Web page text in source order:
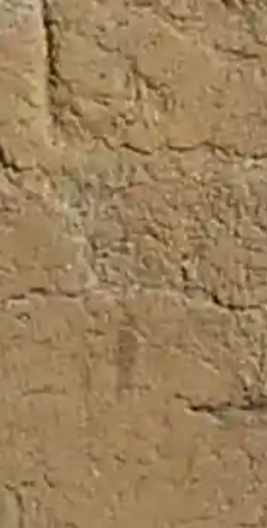
Últimas Noticias
Guadalajara
Capullo de Jerez despliega su arte este domingo en
la VI Muestra Local de Flamenco de Tomelloso
La ciudadrealeña Nuria Morales se hace con el
segundo premio de la VIII Bienal de Pintura de Los
Previsión meteorológica para este domingo en C-
LM: posibles tormentas localmente fuerte en el sur y
sureste de Albacete
Velázquez abre vías para intercambios de
estudiantes con la la Canaday Center University of
Toledo (Ohio)
Ingenieros técnicos forestales advierten del riesgo
de incendios durante la semana del eclipse solar
Toledo refuerza los lazos educativos y culturales con
la Canaday Center University of Toledo (Ohio) y abre
nuevas vías de colaboración para los intercambios
de estudiantes
Castilla la Mancha
De berenjenas a un retrato: los curiosos regalos que
los castellanomanchegos han hecho a los reyes
Castilla-La Mancha LEADER femenina
Toledo quiere que la Vuelta a España pase por la
ciudad en 2028 por el centenario del nacimiento de
bicicleta en un pueblo de Ciudad Real
Comunidades de Regantes del Alto Guadiana unen
su voz contra la planificación hidrológica actual
Villanueva de la Fuente se llena de visitantes,
actividad y negocio con MENCATUR 2026
Cae en Illescas (Toledo) el primer premio de la